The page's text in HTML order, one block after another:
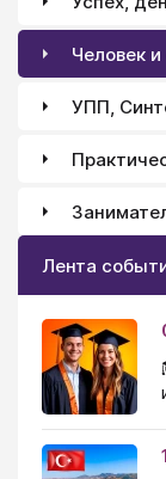
Человек
УПП,
Лента